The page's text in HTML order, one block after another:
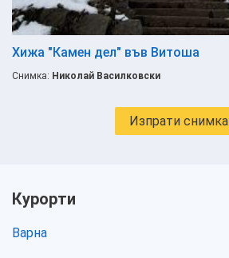
Хижа "Камен дел" във Витоша
Снимка: Николай Василковски
Изпрати снимка
Курорти
Варна